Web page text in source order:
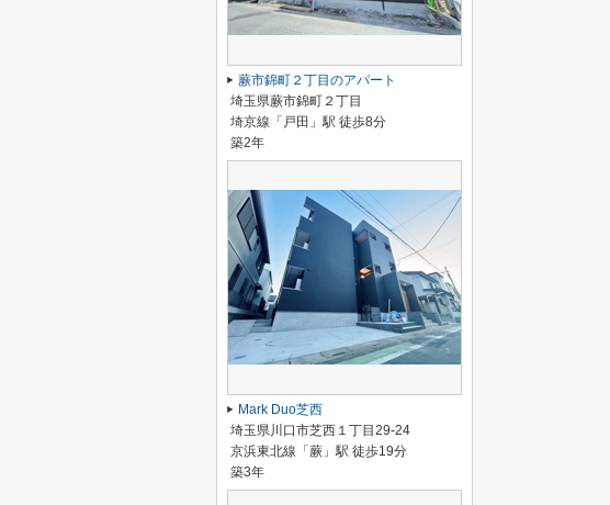
蕨市錦町２丁目のアパート
埼玉県蕨市錦町２丁目
埼京線「戸田」駅 徒歩8分
築2年
Mark Duo芝西
埼玉県川口市芝西１丁目29-24
京浜東北線「蕨」駅 徒歩19分
築3年